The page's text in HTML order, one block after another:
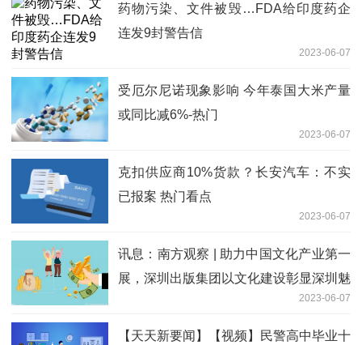
药物污染、文件被毁…FDA给印度药企
连发9封警告信
2023-06-07
受厄尔尼诺现象影响 今年泰国大米产量
或同比减6%-热门
2023-06-07
克扣供应商10%货款？长安汽车：不实
已报案 热门看点
2023-06-07
讯息：南方观察 | 助力中国文化产业第一
展，深圳出版集团以文化建设彰显深圳魅
2023-06-07
【天天新要闻】【视频】民警高中毕业十